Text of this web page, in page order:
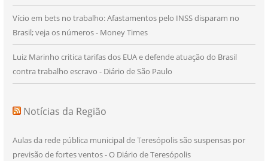
Vício em bets no trabalho: Afastamentos pelo INSS disparam no
Brasil; veja os números - Money Times
Luiz Marinho critica tarifas dos EUA e defende atuação do Brasil
contra trabalho escravo - Diário de São Paulo
Notícias da Região
Aulas da rede pública municipal de Teresópolis são suspensas por
previsão de fortes ventos - O Diário de Teresópolis